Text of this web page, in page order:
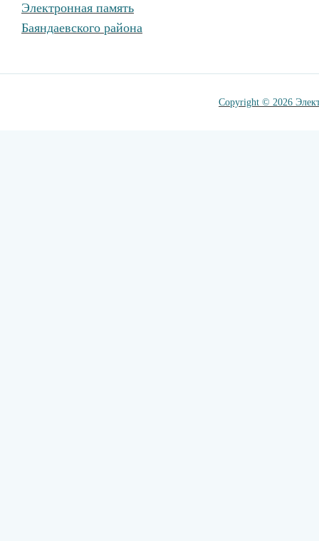
Электронная память
Баяндаевского района
Copyright © 2026